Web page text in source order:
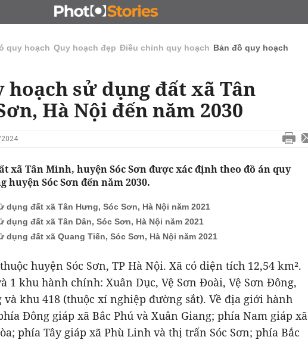
ĐẤU GIÁ - ĐẤU THẦU KINH DOANH
quy hoạch Quy hoạch đẹp Điều chỉnh quy hoạch Bản đồ quy hoạch
hoạch sử dụng đất xã Tân
Hà Nội đến năm 2030
xã Tân Minh, huyện Sóc Sơn được xác định theo đồ án quy
huyện Sóc Sơn đến năm 2030.
dụng đất xã Tân Hưng, Sóc Sơn, Hà Nội năm 2021
dụng đất xã Tân Dân, Sóc Sơn, Hà Nội năm 2021
dụng đất xã Quang Tiến, Sóc Sơn, Hà Nội năm 2021
huyện Sóc Sơn, TP Hà Nội. Xã có diện tích 12,54 km².
1 khu hành chính: Xuân Dục, Vệ Sơn Đoài, Vệ Sơn Đông,
và khu 418 (thuộc xí nghiệp đường sắt). Về địa giới hành
Đông giáp xã Bắc Phú và Xuân Giang; phía Nam giáp xã
phía Tây giáp xã Phù Linh và thị trấn Sóc Sơn; phía Bắc